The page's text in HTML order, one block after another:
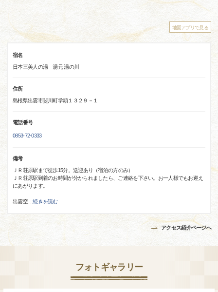
地図アプリで見る
宿名
日本三美人の湯 湯元 湯の川
住所
島根県出雲市斐川町学頭１３２９－１
電話番号
0853-72-0333
備考
ＪＲ荘原駅まで徒歩15分。送迎あり（宿泊の方のみ）
ＪＲ荘原駅到着のお時間が分かられましたら、ご連絡を下さい。お一人様でもお迎え
にあがります。
出雲空…続きを読む
アクセス紹介ページへ
フォトギャラリー